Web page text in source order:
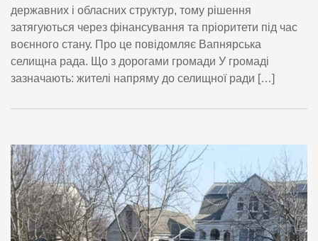
державних і обласних структур, тому рішення
затягуються через фінансування та пріоритети під час
воєнного стану. Про це повідомляє Вапнярська
селищна рада. Що з дорогами громади У громаді
зазначають: жителі напряму до селищної ради […]